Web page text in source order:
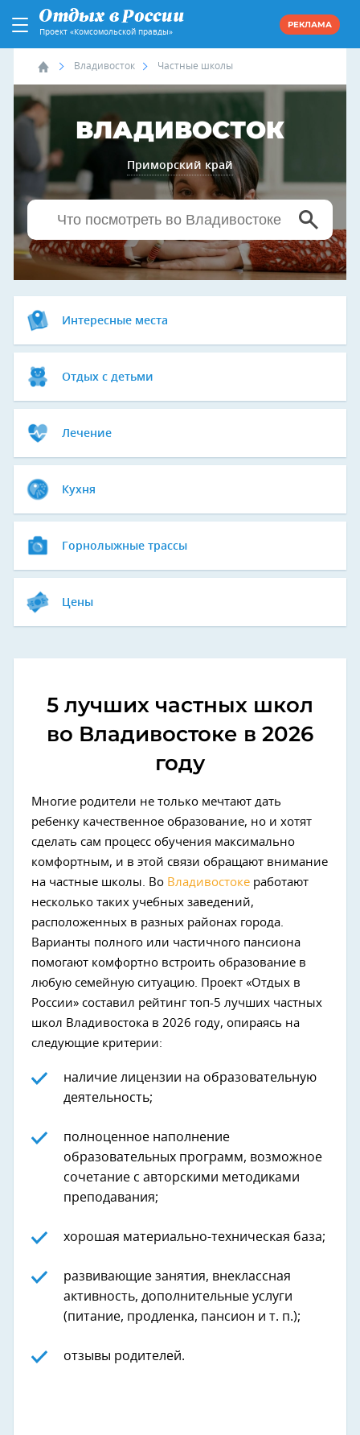
Проект «Комсомольской правды»
РЕКЛАМА
Владивосток Частные школы
ВЛАДИВОСТОК
Приморский край
Интересные места
Отдых с детьми
Лечение
Кухня
Горнолыжные трассы
Цены
5 лучших частных школ
во Владивостоке в 2026
году
Многие родители не только мечтают дать
ребенку качественное образование, но и хотят
сделать сам процесс обучения максимально
комфортным, и в этой связи обращают внимание
на частные школы. Во Владивостоке работают
несколько таких учебных заведений,
расположенных в разных районах города.
Варианты полного или частичного пансиона
помогают комфортно встроить образование в
любую семейную ситуацию. Проект «Отдых в
России» составил рейтинг топ-5 лучших частных
школ Владивостока в 2026 году, опираясь на
следующие критерии:
наличие лицензии на образовательную
деятельность;
полноценное наполнение
образовательных программ, возможное
сочетание с авторскими методиками
преподавания;
хорошая материально-техническая база;
развивающие занятия, внеклассная
активность, дополнительные услуги
(питание, продленка, пансион и т. п.);
отзывы родителей.